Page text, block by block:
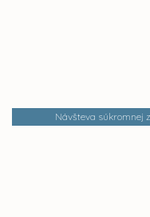
Návšteva súkromnej